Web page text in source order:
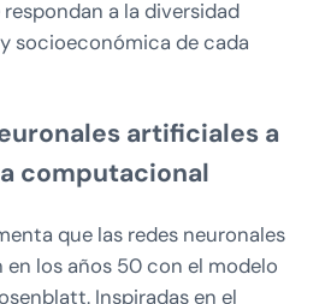
a la diversidad
socioeconómica de cada
artificiales a
computacional
que las redes neuronales
los años 50 con el modelo
Inspiradas en el